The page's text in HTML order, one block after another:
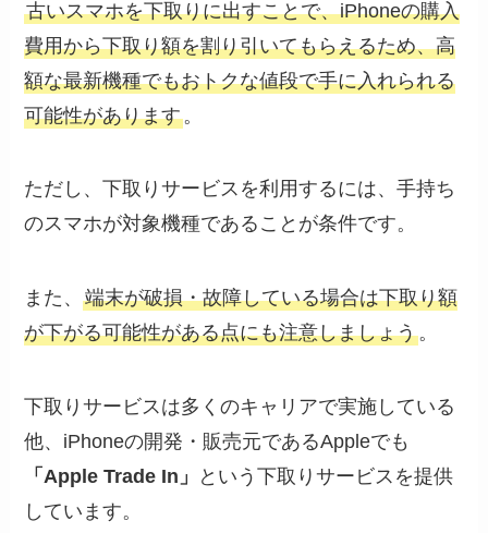
古いスマホを下取りに出すことで、iPhoneの購入
費用から下取り額を割り引いてもらえるため、高
額な最新機種でもおトクな値段で手に入れられる
可能性があります。
ただし、下取りサービスを利用するには、手持ち
のスマホが対象機種であることが条件です。
また、端末が破損・故障している場合は下取り額
が下がる可能性がある点にも注意しましょう。
下取りサービスは多くのキャリアで実施している
他、iPhoneの開発・販売元であるAppleでも
「Apple Trade In」
という下取りサービスを提供
しています。